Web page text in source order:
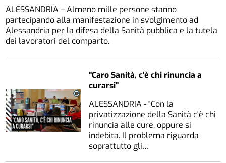
ALESSANDRIA – Almeno mille persone stanno
partecipando alla manifestazione in svolgimento ad
Alessandria per la difesa della Sanità pubblica e la tutela
dei lavoratori del comparto.
"Caro Sanità, c'è chi rinuncia a
curarsi"
ALESSANDRIA - "Con la
privatizzazione della Sanità c'è chi
rinuncia alle cure, oppure si
indebita. Il problema riguarda
soprattutto gli…